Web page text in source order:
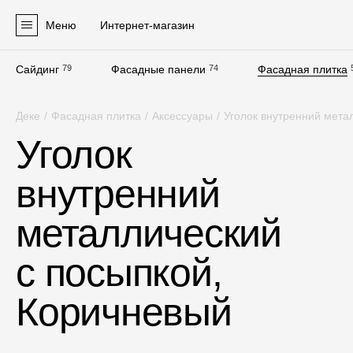
Меню Интернет-магазин
Сайдинг 79 Фасадные панели 74 Фасадная плитка
Сайдинг
Софиты
Фасадные панели
Фасадная плитка
Комплектующие для фасадов
Пленки и мембраны
Деке / Фасадная плитка / Аксессуары / Уголок внутренний
Уголок
внутренний
металлический
с посыпкой,
Коричневый